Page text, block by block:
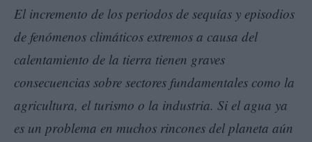
El incremento de los periodos de sequías y episodios
de fenómenos climáticos extremos a causa del
calentamiento de la tierra tienen graves
consecuencias sobre sectores fundamentales como la
agricultura, el turismo o la industria. Si el agua ya
es un problema en muchos rincones del planeta aún